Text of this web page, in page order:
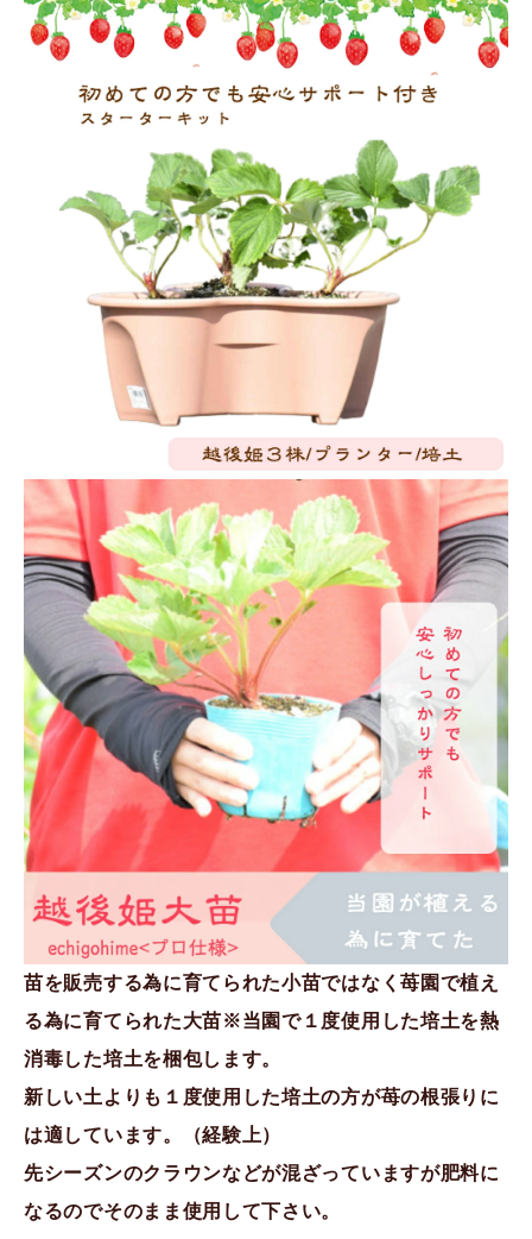
苗を販売する為に育てられた小苗ではなく苺園で植え
る為に育てられた大苗※当園で１度使用した培土を熱
消毒した培土を梱包します。
新しい土よりも１度使用した培土の方が苺の根張りに
は適しています。（経験上）
先シーズンのクラウンなどが混ざっていますが肥料に
なるのでそのまま使用して下さい。